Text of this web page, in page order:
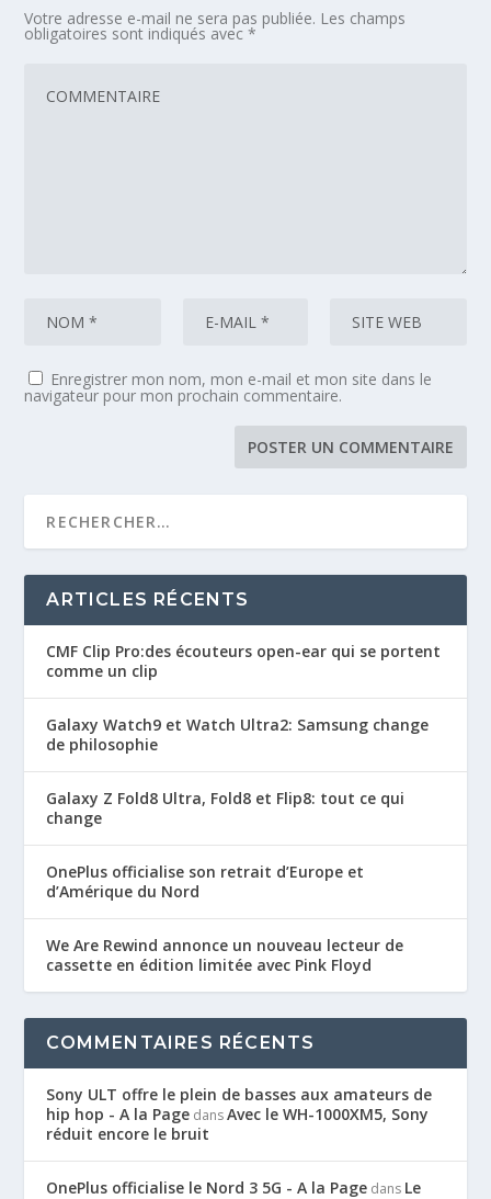
Votre adresse e-mail ne sera pas publiée. Les champs
obligatoires sont indiqués avec*
Enregistrer mon nom, mon e-mail et mon site dans le
navigateur pour mon prochain commentaire.
ARTICLES RÉCENTS
CMF Clip Pro:des écouteurs open-ear qui se portent
comme un clip
Galaxy Watch9 et Watch Ultra2: Samsung change
de philosophie
Galaxy Z Fold8 Ultra, Fold8 et Flip8: tout ce qui
change
OnePlus officialise son retrait d’Europe et
d’Amérique du Nord
We Are Rewind annonce un nouveau lecteur de
cassette en édition limitée avec Pink Floyd
COMMENTAIRES RÉCENTS
Sony ULT offre le plein de basses aux amateurs de
hip hop - A la Page dansAvec le WH-1000XM5, Sony
réduit encore le bruit
OnePlus officialise le Nord 3 5G - A la Page dans Le